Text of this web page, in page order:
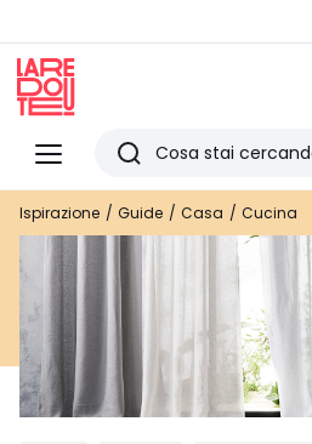
Menu
Redoute
Ricerca
Ultimi
articoli
visti
Ispirazione Guide Casa Cucina